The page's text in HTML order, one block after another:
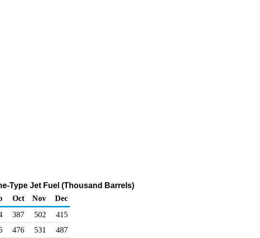
Type Jet Fuel (Thousand Barrels)
Oct Nov
Dec
387 502
415
476 531
487